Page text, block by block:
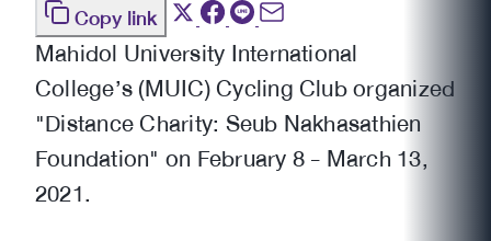
Copy link
Mahidol University International
College’s (MUIC) Cycling Club organized
"Distance Charity: Seub Nakhasathien
Foundation" on February 8 - March 13,
2021.